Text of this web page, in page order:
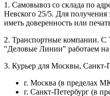
1. Самовывоз со склада по
Невского 25/5. Для получения
иметь доверенность или
2. Транспортные компании.
"Деловые Линии" работаем на
3. Курьер для Москвы, Санкт-
г. Москва (в пределах
г. Санкт-Петербург (в